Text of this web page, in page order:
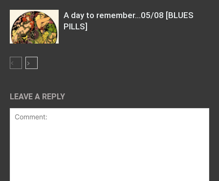
A day to remember…05/08 [BLUES
PILLS]
LEAVE A REPLY